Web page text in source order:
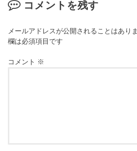
コメントを残す
メールアドレスが公開されることはあり
欄は必須項目です
コメント ※